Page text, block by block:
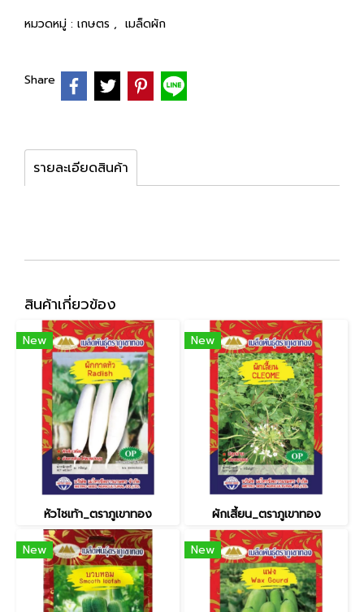
หมวดหมู่ : เกษตร , เมล็ดผัก
Share
รายละเอียดสินค้า
สินค้าเกี่ยวข้อง
New
หัวไชเท้า_ตราภูเขาทอง
New
ผักเสี้ยน_ตราภูเขาทอง
New New